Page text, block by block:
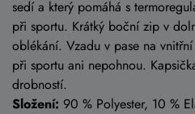
sedí a který pomáhá s
při sportu. Krátký boční zip v
oblékání. Vzadu v pase na
při sportu ani nepohnou.
drobností.
Složení: 90 % Polyester, 10 %